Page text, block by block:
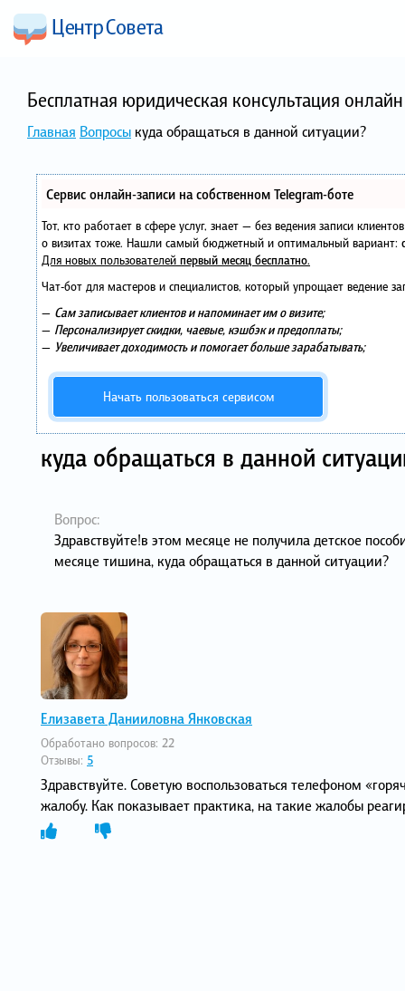
Бесплатная юридическая консультация
Главная Вопросы куда обращаться в данной ситуации?
Сервис онлайн-записи на собственном Telegram-боте
Тот, кто работает в сфере услуг, знает — без ведения записи
о визитах тоже. Нашли самый бюджетный и оптимальный вариант:
Для новых пользователей первый месяц бесплатно.
Чат-бот для мастеров и специалистов, который упрощает ведение
— Сам записывает клиентов и напоминает им о визите;
— Персонализирует скидки, чаевые, кэшбэк и предоплаты;
— Увеличивает доходимость и помогает больше зарабатывать;
Начать пользоваться сервисом
куда обращаться в данной
Вопрос:
Здравствуйте!в этом месяце не получила детское
месяце тишина, куда обращаться в данной ситуации?
Елизавета Данииловна Янковская
Обработано вопросов: 22
Отзывы: 5
Здравствуйте. Советую воспользоваться телефоном
жалобу. Как показывает практика, на такие жалобы